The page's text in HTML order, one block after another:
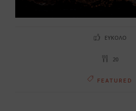
ΕΎΚΟΛΟ
20
FEATURED